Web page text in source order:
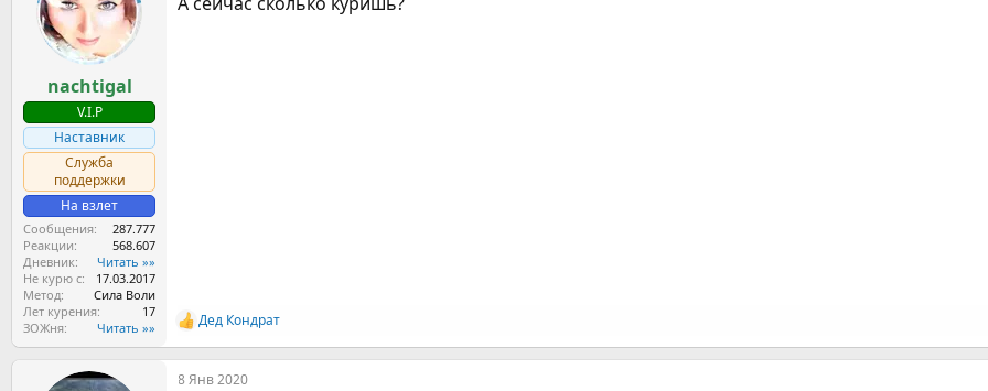
nachtigal
V.I.P
Наставник
Служба
поддержки
На взлет
Сообщения
287.777
Реакции
568.607
Дневник
Читать »»
Не курю с
17.03.2017
Метод
Сила Воли
Лет курения
17
ЗОЖня
Читать »»
Р
е
а
к
Дед Кондрат
8 Янв 2020